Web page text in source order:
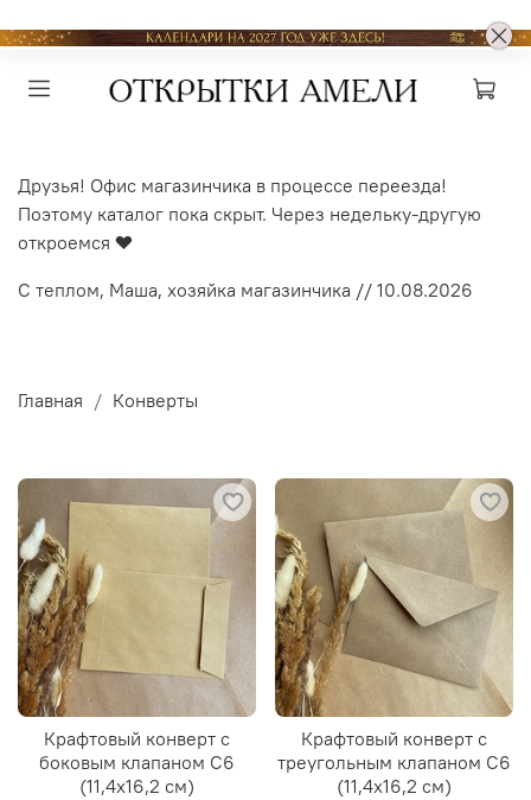
Друзья! Офис магазинчика в процессе переезда!
Поэтому каталог пока скрыт. Через недельку-другую
откроемся ❤
С теплом, Маша, хозяйка магазинчика // 10.08.2026
Главная Конверты
Крафтовый конверт с
боковым клапаном С6
(11,4х16,2 см)
Крафтовый конверт с
треугольным клапаном С6
(11,4х16,2 см)